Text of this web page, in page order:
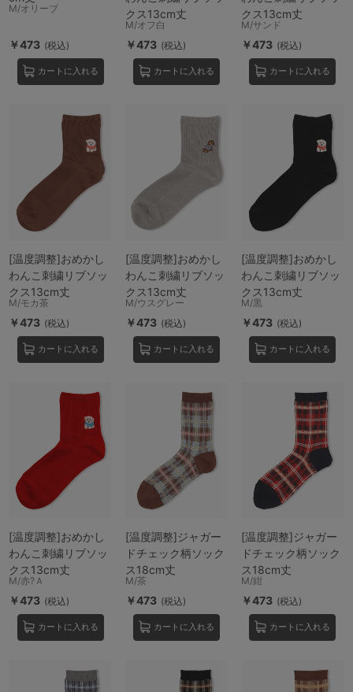
M/オリーブ
￥473 (税込)
カートに入れる
クス13cm丈
M/オフ白
￥473 (税込)
カートに入れる
クス13cm丈
M/サンド
￥473 (税込)
カートに入れる
[温度調整]おめかし
わんこ刺繍リブソッ
クス13cm丈
M/モカ茶
￥473 (税込)
カートに入れる
[温度調整]おめかし
わんこ刺繍リブソッ
クス13cm丈
M/ウスグレー
￥473 (税込)
カートに入れる
[温度調整]おめかし
わんこ刺繍リブソッ
クス13cm丈
M/黒
￥473 (税込)
カートに入れる
[温度調整]おめかし
わんこ刺繍リブソッ
クス13cm丈
M/赤?Ａ
￥473 (税込)
カートに入れる
[温度調整]ジャガー
ドチェック柄ソック
ス18cm丈
M/茶
￥473 (税込)
カートに入れる
[温度調整]ジャガー
ドチェック柄ソック
ス18cm丈
M/紺
￥473 (税込)
カートに入れる